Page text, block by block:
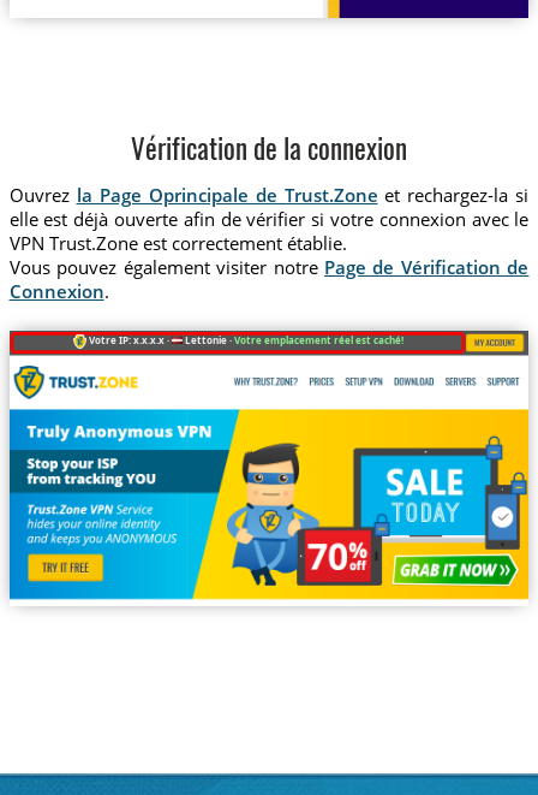
Vérification de la connexion
Ouvrez la Page Oprincipale de Trust.Zone et rechargez-la si
elle est déjà ouverte afin de vérifier si votre connexion avec le
VPN Trust.Zone est correctement établie.
Vous pouvez également visiter notre Page de Vérification de
Connexion.
Votre IP: x.x.x.x · Lettonie ·Votre emplacement réel est caché!